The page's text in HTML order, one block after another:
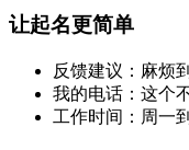
让起名更简单
反馈建议：麻烦
我的电话：这个
工作时间：周一